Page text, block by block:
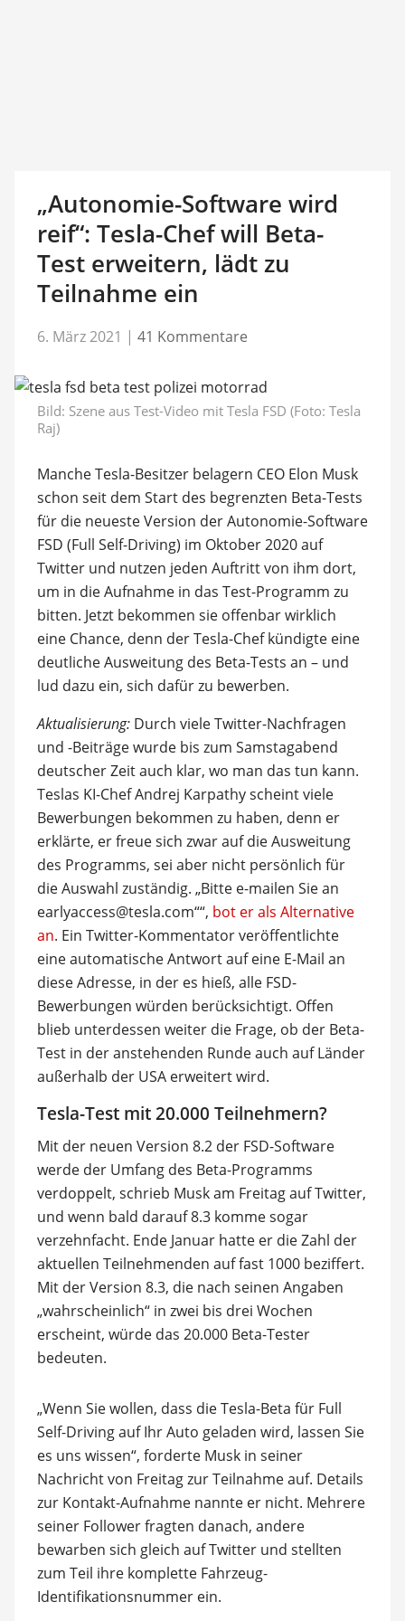
„Autonomie-Software wird
reif“: Tesla-Chef will Beta-
Test erweitern, lädt zu
Teilnahme ein
6. März 2021 | 41 Kommentare
Bild: Szene aus Test-Video mit Tesla FSD (Foto: Tesla
Raj)
Manche Tesla-Besitzer belagern CEO Elon Musk
schon seit dem Start des begrenzten Beta-Tests
für die neueste Version der Autonomie-Software
FSD (Full Self-Driving) im Oktober 2020 auf
Twitter und nutzen jeden Auftritt von ihm dort,
um in die Aufnahme in das Test-Programm zu
bitten. Jetzt bekommen sie offenbar wirklich
eine Chance, denn der Tesla-Chef kündigte eine
deutliche Ausweitung des Beta-Tests an – und
lud dazu ein, sich dafür zu bewerben.
Aktualisierung:Durch viele Twitter-Nachfragen
und -Beiträge wurde bis zum Samstagabend
deutscher Zeit auch klar, wo man das tun kann.
Teslas KI-Chef Andrej Karpathy scheint viele
Bewerbungen bekommen zu haben, denn er
erklärte, er freue sich zwar auf die Ausweitung
des Programms, sei aber nicht persönlich für
die Auswahl zuständig. „Bitte e-mailen Sie an
earlyaccess@tesla.com““, bot er als Alternative
an. Ein Twitter-Kommentator veröffentlichte
eine automatische Antwort auf eine E-Mail an
diese Adresse, in der es hieß, alle FSD-
Bewerbungen würden berücksichtigt. Offen
blieb unterdessen weiter die Frage, ob der Beta-
Test in der anstehenden Runde auch auf Länder
außerhalb der USA erweitert wird.
Tesla-Test mit 20.000 Teilnehmern?
Mit der neuen Version 8.2 der FSD-Software
werde der Umfang des Beta-Programms
verdoppelt, schrieb Musk am Freitag auf Twitter,
und wenn bald darauf 8.3 komme sogar
verzehnfacht. Ende Januar hatte er die Zahl der
aktuellen Teilnehmenden auf fast 1000 beziffert.
Mit der Version 8.3, die nach seinen Angaben
„wahrscheinlich“ in zwei bis drei Wochen
erscheint, würde das 20.000 Beta-Tester
bedeuten.
„Wenn Sie wollen, dass die Tesla-Beta für Full
Self-Driving auf Ihr Auto geladen wird, lassen Sie
es uns wissen“, forderte Musk in seiner
Nachricht von Freitag zur Teilnahme auf. Details
zur Kontakt-Aufnahme nannte er nicht. Mehrere
seiner Follower fragten danach, andere
bewarben sich gleich auf Twitter und stellten
zum Teil ihre komplette Fahrzeug-
Identifikationsnummer ein.